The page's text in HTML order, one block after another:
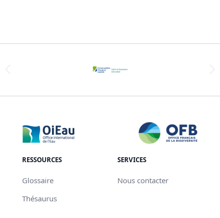
RESSOURCES
Glossaire
Thésaurus
SERVICES
Nous contacter